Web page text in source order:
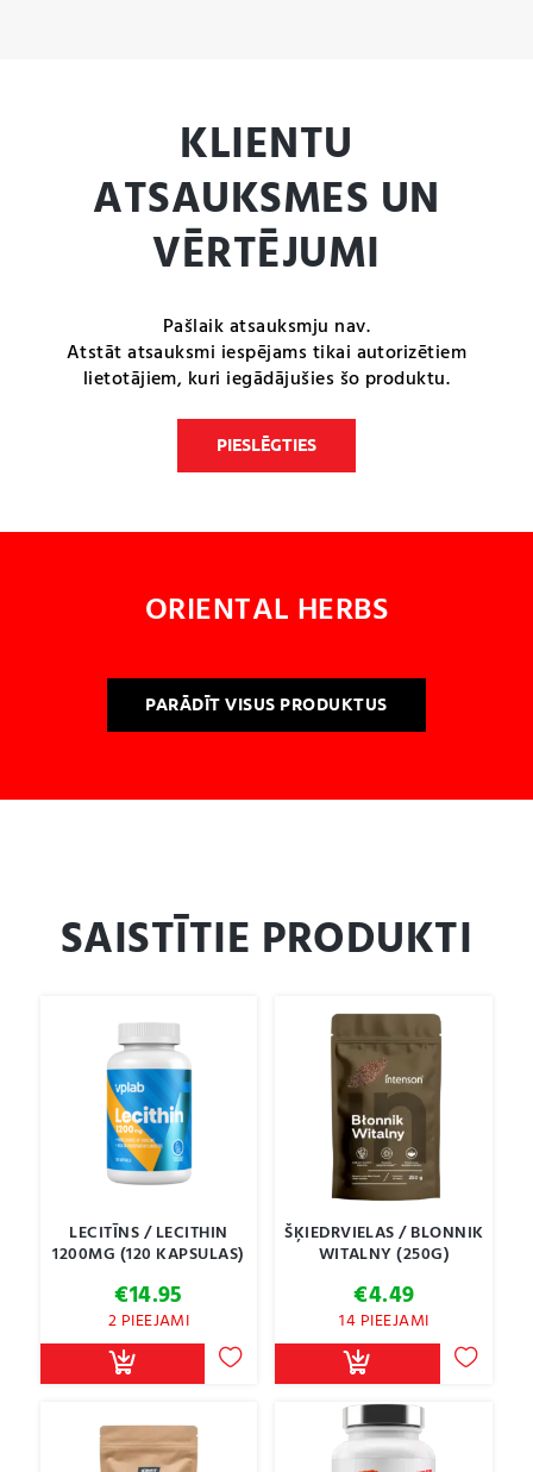
KLIENTU
ATSAUKSMES UN
VĒRTĒJUMI
Pašlaik atsauksmju nav.
Atstāt atsauksmi iespējams tikai autorizētiem
lietotājiem, kuri iegādājušies šo produktu.
PIESLĒGTIES
ORIENTAL HERBS
PARĀDĪT VISUS PRODUKTUS
SAISTĪTIE PRODUKTI
LECITĪNS / LECITHIN
1200MG (120 KAPSULAS)
€14.95
2 PIEEJAMI
ŠĶIEDRVIELAS / BLONNIK
WITALNY (250G)
€4.49
14 PIEEJAMI